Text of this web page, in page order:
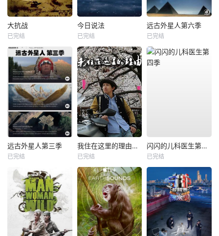
大抗战
已完结
今日说法
已完结
远古外星人第六季
已完结
远古外星人第三季
已完结
我住在这里的理由第一季
已完结
闪闪的儿科医生第四季
已完结